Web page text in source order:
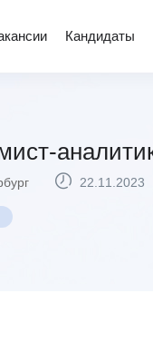
Кандидаты
22.11.2023